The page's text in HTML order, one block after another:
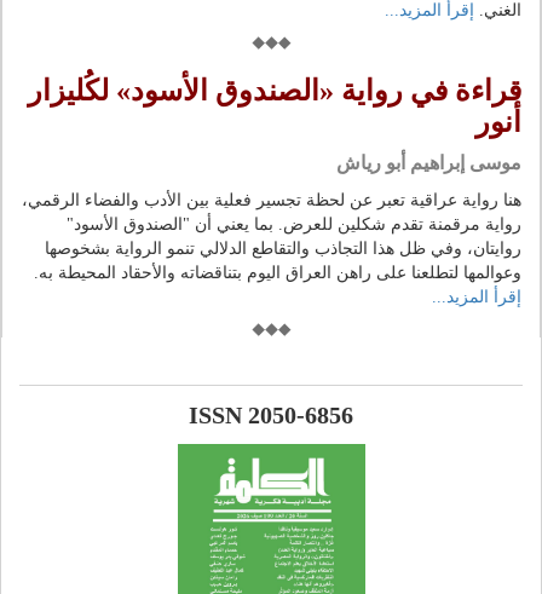
الغني.
إقرأ المزيد...
قراءة في رواية «الصندوق الأسود» لكُليزار
أنور
موسى إبراهيم أبو رياش
هنا رواية عراقية تعبر عن لحظة تجسير فعلية بين الأدب والفضاء الرقمي،
رواية مرقمنة تقدم شكلين للعرض. بما يعني أن "الصندوق الأسود"
روايتان، وفي ظل هذا التجاذب والتقاطع الدلالي تنمو الرواية بشخوصها
وعوالمها لتطلعنا على راهن العراق اليوم بتناقضاته والأحقاد المحيطة به.
إقرأ المزيد...
ISSN 2050-6856